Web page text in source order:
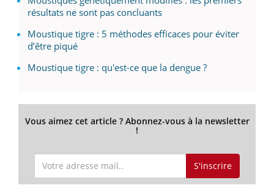
résultats ne sont pas concluants
Moustique tigre : 5 méthodes efficaces pour éviter
d’être piqué
Moustique tigre : qu'est-ce que la dengue ?
Vous aimez cet article ? Abonnez-vous à la newsletter
!
S'inscrire